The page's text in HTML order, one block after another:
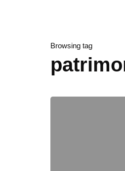
Browsing tag